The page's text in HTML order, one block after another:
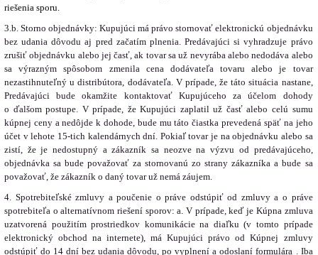
riešenia sporu.
3.b. Storno objednávky: Kupujúci má právo stornovať elektronickú objednávku
bez udania dôvodu aj pred začatím plnenia. Predávajúci si vyhradzuje právo
zrušiť objednávku alebo jej časť, ak tovar sa už nevyrába alebo nedodáva alebo
sa výrazným spôsobom zmenila cena dodávateľa tovaru alebo je tovar
nezastihnuteľný u distribútora, dodávateľa. V prípade, že táto situácia nastane,
Predávajúci bude okamžite kontaktovať Kupujúceho za účelom dohody
o ďalšom postupe. V prípade, že Kupujúci zaplatil už časť alebo celú sumu
kúpnej ceny a nedôjde k dohode, bude mu táto čiastka prevedená späť na jeho
účet v lehote 15-tich kalendárnych dní. Pokiaľ tovar je na objednávku alebo sa
zistí, že je nedostupný a zákazník sa neozve na výzvu od predávajúceho,
objednávka sa bude považovať za stornovanú zo strany zákazníka a bude sa
považovať, že zákazník o daný tovar už nemá záujem.
4. Spotrebiteľské zmluvy a poučenie o práve odstúpiť od zmluvy a o práve
spotrebiteľa o alternatívnom riešení sporov: a. V prípade, keď je Kúpna zmluva
uzatvorená použitím prostriedkov komunikácie na diaľku (v tomto prípade
elektronický obchod na internete), má Kupujúci právo od Kúpnej zmluvy
odstúpiť do 14 dní bez udania dôvodu, po vyplnení a odoslaníformulára . Iba